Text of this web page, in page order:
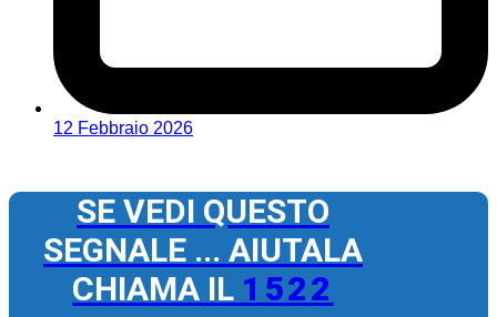
12 Febbraio 2026
SE VEDI QUESTO
SEGNALE ... AIUTALA
CHIAMA IL 1522